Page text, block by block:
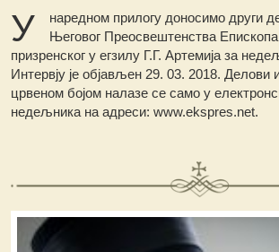
У
наредном прилогу доносимо други
Његовог Преосвештенства
призренског у егзилу Г.Г. Артемија за
Интервју је објављен 29. 03. 2018. Делови
црвеном бојом налазе се само у
недељника на адреси: www.ekspres.net.